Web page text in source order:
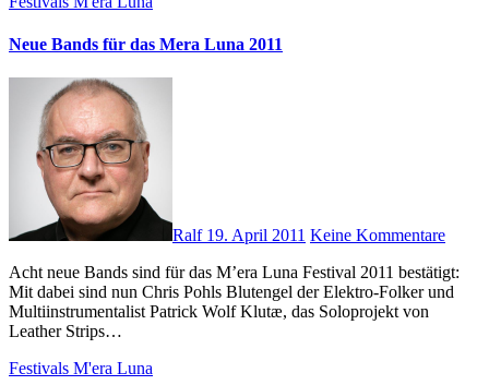
Neue Bands für das Mera Luna 2011
Ralf 19. April 2011 Keine Kommentare
Acht neue Bands sind für das M’era Luna Festival 2011 bestätigt:
Mit dabei sind nun Chris Pohls Blutengel der Elektro-Folker und
Multiinstrumentalist Patrick Wolf Klutæ, das Soloprojekt von
Leather Strips…
Festivals M'era Luna